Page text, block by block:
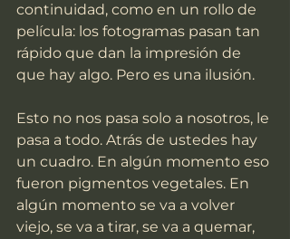
continuidad, como en un rollo de
película: los fotogramas pasan tan
rápido que dan la impresión de
que hay algo. Pero es una ilusión.
Esto no nos pasa solo a nosotros, le
pasa a todo. Atrás de ustedes hay
un cuadro. En algún momento eso
fueron pigmentos vegetales. En
algún momento se va a volver
viejo, se va a tirar, se va a quemar,